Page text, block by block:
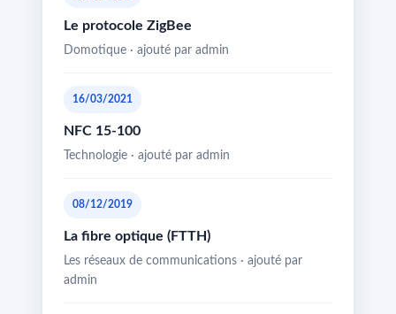
Le protocole ZigBee
Domotique · ajouté par admin
16/03/2021
NFC 15-100
Technologie · ajouté par admin
08/12/2019
La fibre optique (FTTH)
Les réseaux de communications · ajouté par
admin